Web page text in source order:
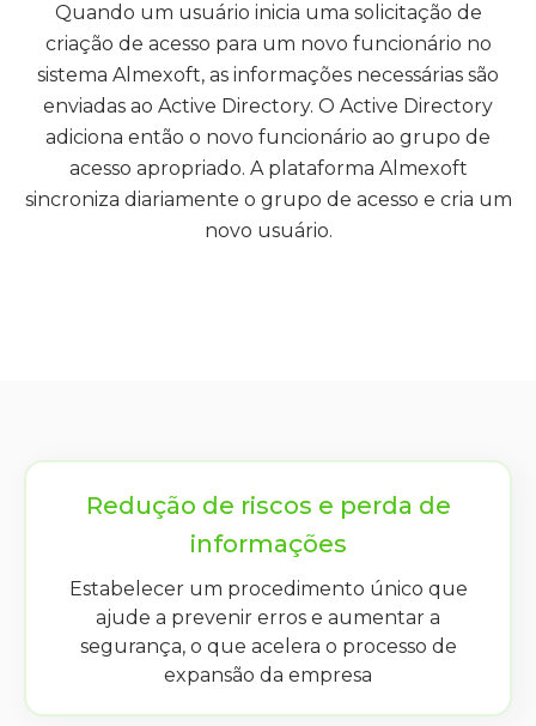
Quando um usuário inicia uma solicitação de
criação de acesso para um novo funcionário no
sistema Almexoft, as informações necessárias são
enviadas ao Active Directory. O Active Directory
adiciona então o novo funcionário ao grupo de
acesso apropriado. A plataforma Almexoft
sincroniza diariamente o grupo de acesso e cria um
novo usuário.
Redução de riscos e perda de
informações
Estabelecer um procedimento único que
ajude a prevenir erros e aumentar a
segurança, o que acelera o processo de
expansão da empresa